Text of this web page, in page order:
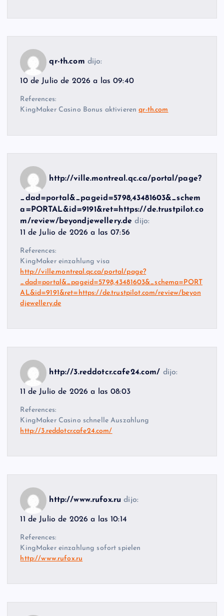
qr-th.com dijo:
10 de Julio de 2026 a las 09:40
References:
KingMaker Casino Bonus aktivierenqr-th.com
http://ville.montreal.qc.ca/portal/page?
_dad=portal&_pageid=5798,43481603&_schem
a=PORTAL&id=9191&ret=https://de.trustpilot.co
m/review/beyondjewellery.de dijo:
11 de Julio de 2026 a las 07:56
References:
KingMaker einzahlung visa
http://ville.montreal.qc.ca/portal/page?
_dad=portal&_pageid=5798,43481603&_schema=PORT
AL&id=9191&ret=https://de.trustpilot.com/review/beyon
djewellery.de
http://3.reddotcr.cafe24.com/ dijo:
11 de Julio de 2026 a las 08:03
References:
KingMaker Casino schnelle Auszahlung
http://3.reddotcr.cafe24.com/
http://www.rufox.ru dijo:
11 de Julio de 2026 a las 10:14
References:
KingMaker einzahlung sofort spielen
http://www.rufox.ru